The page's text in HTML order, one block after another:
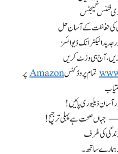
فٹنس گیجٹس
کی حفاظت کے آسان حل
الیکٹرانک ڈیوائسز
آج ہی وزٹ کریں
تمام پروڈکٹسAmazonپر
آسان ڈیلیوری پائیں!
صحت ہے پہلی ترجیح!
کی طرف
ساتھ۔